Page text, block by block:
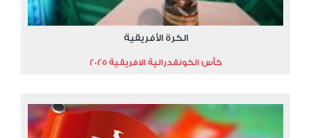
الكرة الأفريقية
كأس الكونفدرالية الافريقية 2025